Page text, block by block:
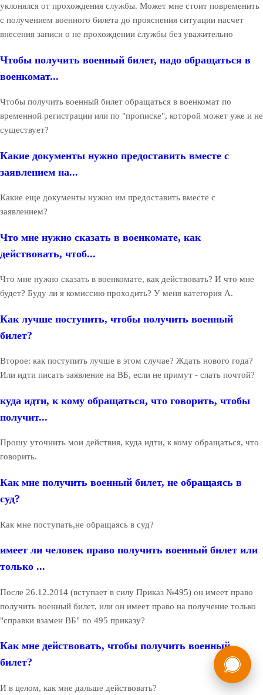
уклонялся от прохождения службы. Может мне стоит повременить
с получением военного билета до прояснения ситуации насчет
внесения записи о не прохождении службы без уважительно
Чтобы получить военный билет, надо обращаться в
военкомат...
Чтобы получить военный билет обращаться в военкомат по
временной регистрации или по "прописке", которой может уже и не
существует?
Какие документы нужно предоставить вместе с
заявлением на...
Какие еще документы нужно им предоставить вместе с
заявлением?
Что мне нужно сказать в военкомате, как
действовать, чтоб...
Что мне нужно сказать в военкомате, как действовать? И что мне
будет? Буду ли я комиссию проходить? У меня категория А.
Как лучше поступить, чтобы получить военный
билет?
Второе: как поступить лучше в этом случае? Ждать нового года?
Или идти писать заявление на ВБ, если не примут - слать почтой?
куда идти, к кому обращаться, что говорить, чтобы
получит...
Прошу уточнить мои действия, куда идти, к кому обращаться, что
говорить.
Как мне получить военный билет, не обращаясь в
суд?
Как мне поступать,не обращаясь в суд?
имеет ли человек право получить военный билет или
только ...
После 26.12.2014 (вступает в силу Приказ №495) он имеет право
получить военный билет, или он имеет право на получение только
"справки взамен ВБ" по 495 приказу?
Как мне действовать, чтобы получить военный
билет?
И в целом, как мне дальше действовать?
Мы в России